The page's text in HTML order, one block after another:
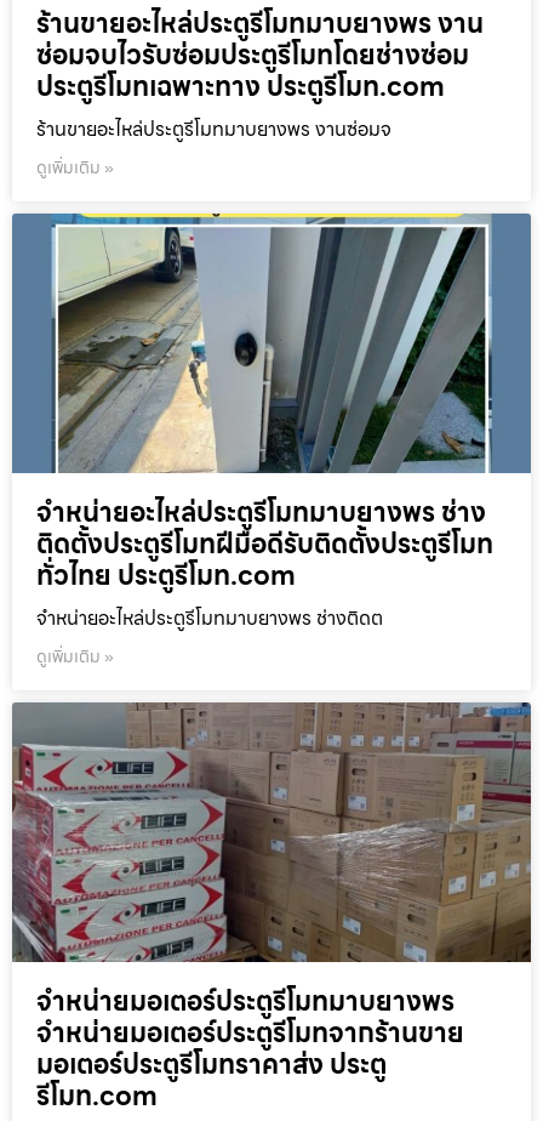
ร้านขายอะไหล่ประตูรีโมทมาบยางพร งาน
ซ่อมจบไวรับซ่อมประตูรีโมทโดยช่างซ่อม
ประตูรีโมทเฉพาะทาง ประตูรีโมท.com
ร้านขายอะไหล่ประตูรีโมทมาบยางพร งานซ่อมจ
ดูเพิ่มเติม »
จำหน่ายอะไหล่ประตูรีโมทมาบยางพร ช่าง
ติดตั้งประตูรีโมทฝีมือดีรับติดตั้งประตูรีโมท
ทั่วไทย ประตูรีโมท.com
จำหน่ายอะไหล่ประตูรีโมทมาบยางพร ช่างติดต
ดูเพิ่มเติม »
จำหน่ายมอเตอร์ประตูรีโมทมาบยางพร
จำหน่ายมอเตอร์ประตูรีโมทจากร้านขาย
มอเตอร์ประตูรีโมทราคาส่ง ประตู
รีโมท.com